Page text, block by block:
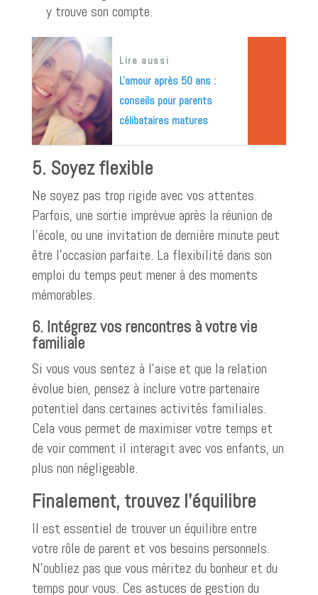
y trouve son compte.
Lire aussi
L'amour après 50 ans :
conseils pour parents
célibataires matures
5. Soyez flexible
Ne soyez pas trop rigide avec vos attentes.
Parfois, une sortie imprévue après la réunion de
l’école, ou une invitation de dernière minute peut
être l’occasion parfaite. La flexibilité dans son
emploi du temps peut mener à des moments
mémorables.
6. Intégrez vos rencontres à votre vie
familiale
Si vous vous sentez à l’aise et que la relation
évolue bien, pensez à inclure votre partenaire
potentiel dans certaines activités familiales.
Cela vous permet de maximiser votre temps et
de voir comment il interagit avec vos enfants, un
plus non négligeable.
Finalement, trouvez l’équilibre
Il est essentiel de trouver un équilibre entre
votre rôle de parent et vos besoins personnels.
N’oubliez pas que vous méritez du bonheur et du
temps pour vous. Ces astuces de gestion du